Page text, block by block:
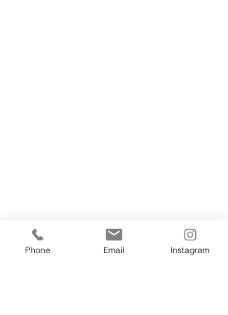
こどもピアノ
Phone Email Instagram